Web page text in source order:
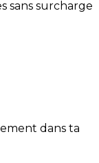
sans surcharge
dans ta